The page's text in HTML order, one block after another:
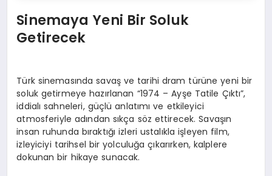
Sinemaya Yeni Bir Soluk
Getirecek
Türk sinemasında savaş ve tarihi dram türüne yeni bir
soluk getirmeye hazırlanan “1974 – Ayşe Tatile Çıktı”,
iddialı sahneleri, güçlü anlatımı ve etkileyici
atmosferiyle adından sıkça söz ettirecek. Savaşın
insan ruhunda bıraktığı izleri ustalıkla işleyen film,
izleyiciyi tarihsel bir yolculuğa çıkarırken, kalplere
dokunan bir hikaye sunacak.